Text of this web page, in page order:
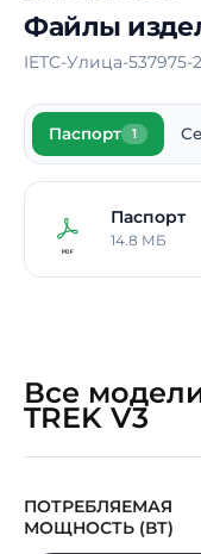
Ширина
Срок службы
Гарантия
Примечание
Файлы
IETC-Улица-537975-
Паспорт 1
Паспорт
14.8 МБ
Все
TREK V3
ПОТРЕБЛЯЕМАЯ
МОЩНОСТЬ (ВТ)